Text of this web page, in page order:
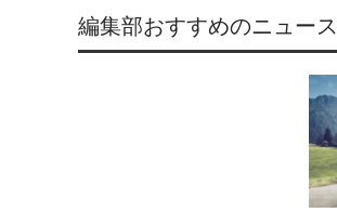
編集部おすすめのニュース